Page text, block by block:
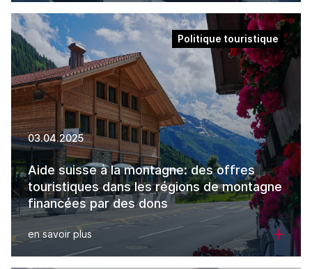
Politique touristique
03.04.2025
Aide suisse à la montagne: des offres
touristiques dans les régions de montagne
financées par des dons
en savoir plus